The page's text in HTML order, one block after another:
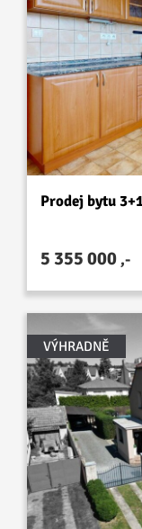
Prodej bytu
5 355 000 ,-
VÝHRADNĚ